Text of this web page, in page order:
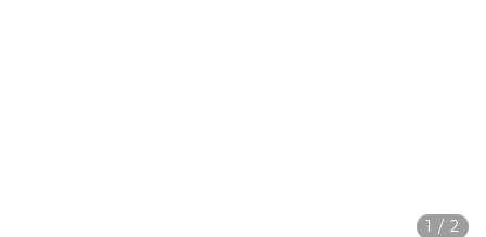
1 / 2